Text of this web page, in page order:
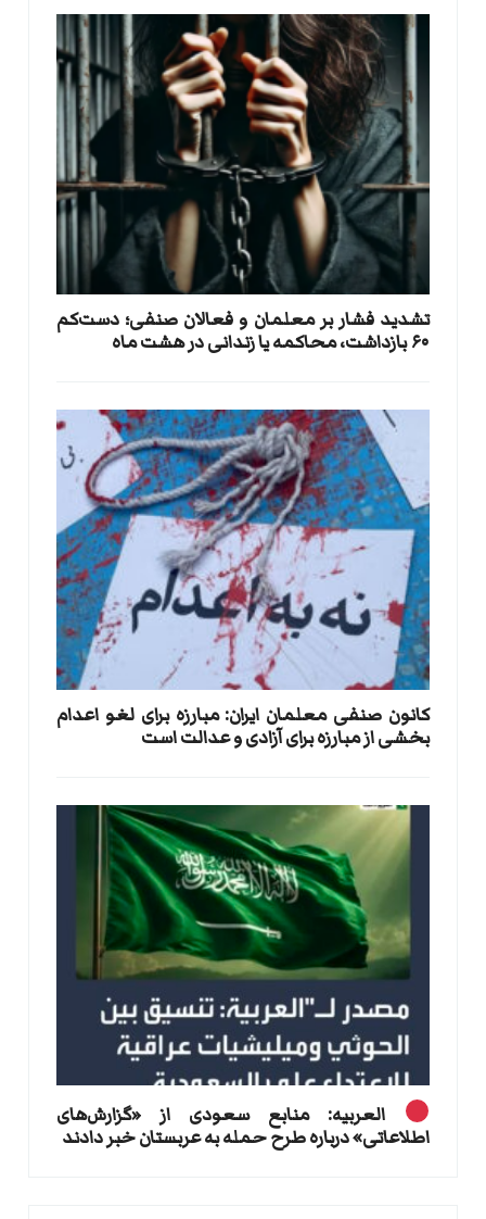
تشدید فشار بر معلمان و فعالان صنفی؛ دست‌کم
۶۰ بازداشت، محاکمه یا زندانی در هشت ماه
کانون صنفی معلمان ایران: مبارزه برای لغو اعدام
بخشی از مبارزه برای آزادی و عدالت است
العربیه: منابع سعودی از «گزارش‌های
اطلاعاتی» درباره طرح حمله به عربستان خبر دادند